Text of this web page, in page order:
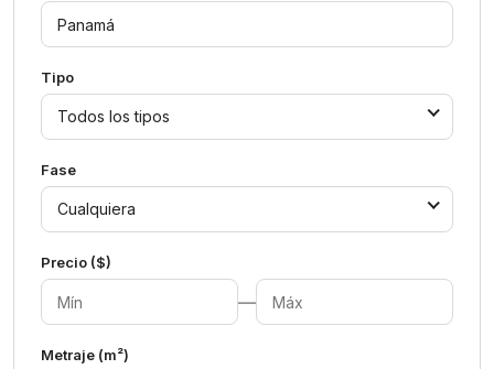
Tipo
Todos los tipos
Fase
Cualquiera
Precio ($)
—
Metraje (m²)